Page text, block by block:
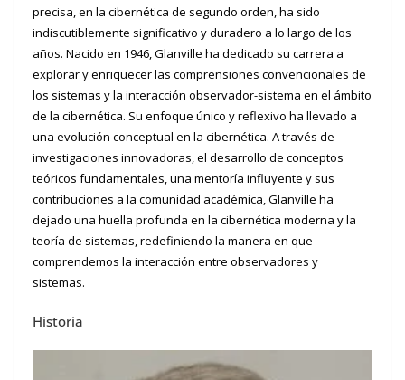
precisa, en la cibernética de segundo orden, ha sido
indiscutiblemente significativo y duradero a lo largo de los
años. Nacido en 1946, Glanville ha dedicado su carrera a
explorar y enriquecer las comprensiones convencionales de
los sistemas y la interacción observador-sistema en el ámbito
de la cibernética. Su enfoque único y reflexivo ha llevado a
una evolución conceptual en la cibernética. A través de
investigaciones innovadoras, el desarrollo de conceptos
teóricos fundamentales, una mentoría influyente y sus
contribuciones a la comunidad académica, Glanville ha
dejado una huella profunda en la cibernética moderna y la
teoría de sistemas, redefiniendo la manera en que
comprendemos la interacción entre observadores y
sistemas.
Historia